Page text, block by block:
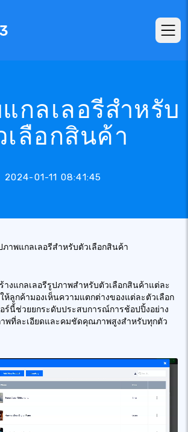
กลเลอรีสำหรับ
เลือกสินค้า
2024-01-11 08:41:45
าพแกลเลอรีสำหรับตัวเลือกสินค้า
งแกลเลอรีรูปภาพสำหรับตัวเลือกสินค้าแต่ละ
ห้ลูกค้ามองเห็นความแตกต่างของแต่ละตัวเลือก
ร์นี้ช่วยยกระดับประสบการณ์การช้อปปิ้งอย่าง
พที่ละเอียดและคมชัดคุณภาพสูงสำหรับทุกตัว